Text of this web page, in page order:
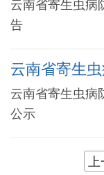
云南省寄生虫病
告
云南省寄生
云南省寄生虫病
公示